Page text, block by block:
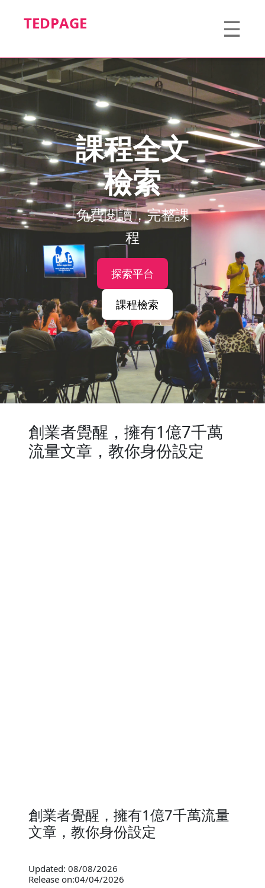
TEDPAGE ☰
課程全文
檢索
免費閱讀，完整課
程
探索平台
課程檢索
創業者覺醒，擁有1億7千萬
流量文章，教你身份設定
創業者覺醒，擁有1億7千萬流量
文章，教你身份設定
Updated: 08/08/2026
Release on:04/04/2026